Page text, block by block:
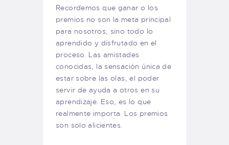
Recordemos que ganar o los
premios no son la meta principal
para nosotros, sino todo lo
aprendido y disfrutado en el
proceso. Las amistades
conocidas, la sensación única de
estar sobre las olas, el poder
servir de ayuda a otros en su
aprendizaje. Eso, es lo que
realmente importa. Los premios
son solo alicientes.